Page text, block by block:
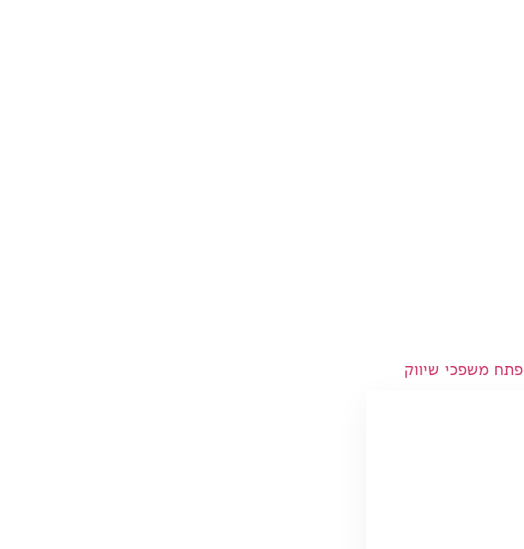
פתח משפכי שיווק